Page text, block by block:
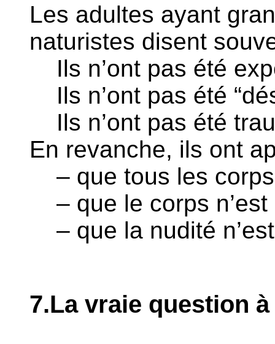
Les adultes ayant
naturistes disent
Ils n’ont pas été
Ils n’ont pas été
Ils n’ont pas été
En revanche, ils ont
– que tous les
– que le corps n’est
– que la nudité
7.La vraie question